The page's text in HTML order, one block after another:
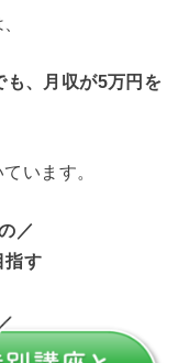
も、月収が5万円を
います。
／
指す